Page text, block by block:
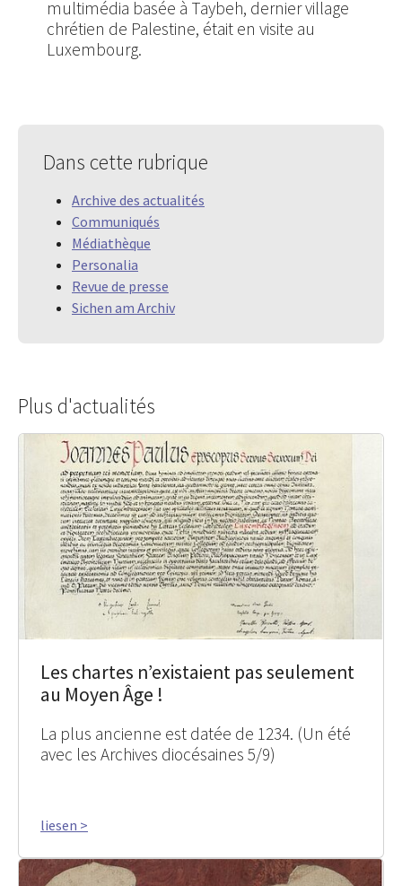
multimédia basée à Taybeh, dernier village
chrétien de Palestine, était en visite au
Luxembourg.
Dans cette rubrique
Archive des actualités
Communiqués
Médiathèque
Personalia
Revue de presse
Sichen am Archiv
Plus d'actualités
Les chartes n’existaient pas seulement
au Moyen Âge !
La plus ancienne est datée de 1234. (Un été
avec les Archives diocésaines 5/9)
liesen >